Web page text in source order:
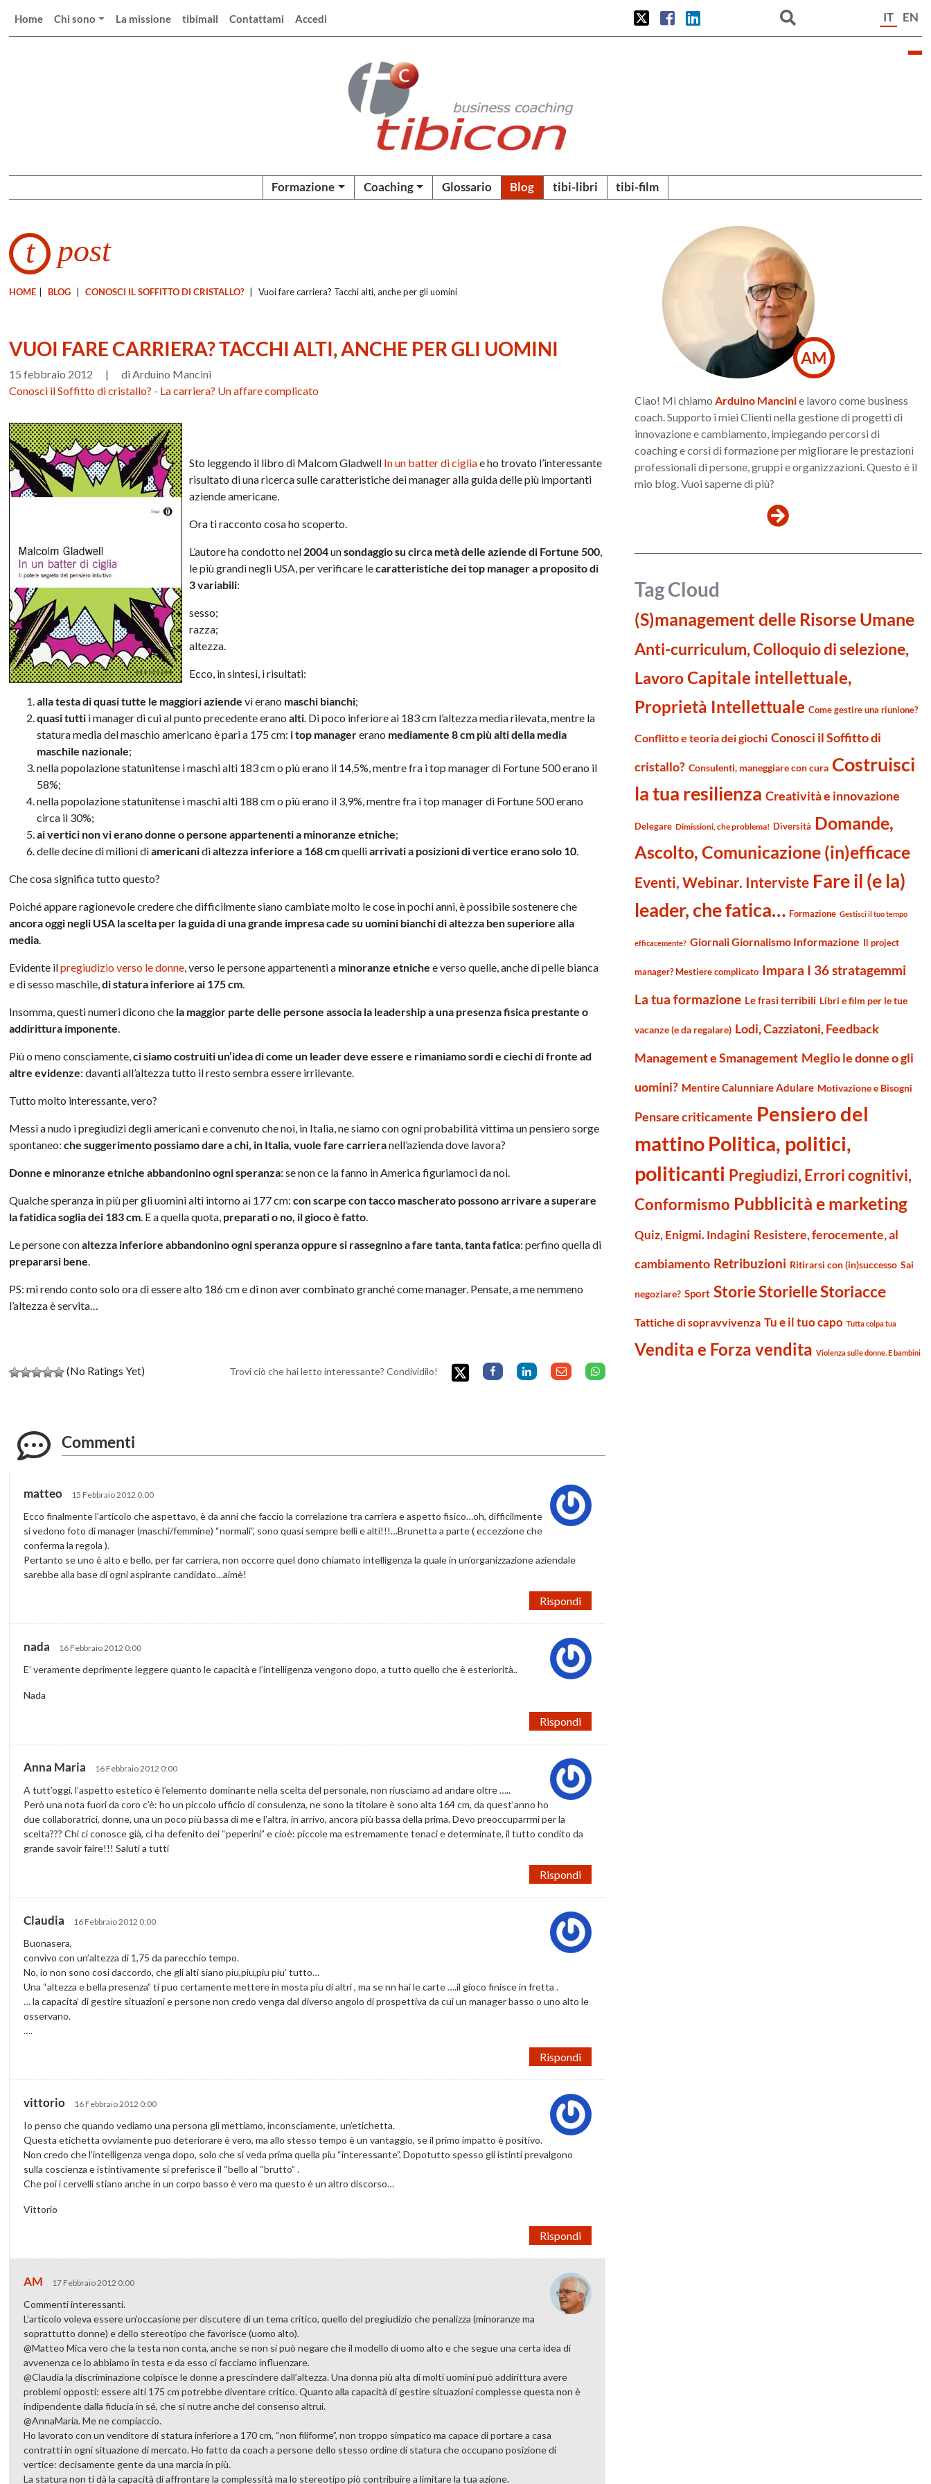
Home Chi sono La missione tibimail Contattami Accedi IT EN
Formazione Coaching Glossario Blog tibi-libri tibi-film
t post
HOME BLOG CONOSCI IL SOFFITTO DI CRISTALLO? Vuoi fare carriera? Tacchi alti, anche per gli uomini
VUOI FARE CARRIERA? TACCHI ALTI, ANCHE PER GLI UOMINI
15 febbraio 2012 |
di Arduino Mancini
Conosci il Soffitto di cristallo? - La carriera? Un affare complicato
Sto leggendo il libro di Malcom Gladwell In un batter di cigliae ho trovato l’interessante
risultato di una ricerca sulle caratteristiche dei manager alla guida delle più importanti
aziende americane.
Ora ti racconto cosa ho scoperto.
L’autore ha condotto nel 2004unsondaggio su circa metà delle aziende di Fortune 500,
le più grandi negli USA, per verificare lecaratteristiche dei top manager a proposito di
3 variabili:
sesso;
razza;
altezza.
Ecco, in sintesi, i risultati:
alla testa di quasi tutte le maggiori aziende vi erano maschi bianchi;
quasi tutti i manager di cui al punto precedente eranoalti. Di poco inferiore ai 183 cm l’altezza media rilevata, mentre la
statura media del maschio americano è pari a 175 cm: i top managererano mediamente 8 cm più alti della media
maschile nazionale;
nella popolazione statunitense i maschi alti 183 cm o più erano il 14,5%, mentre fra i top manager di Fortune 500 erano il
58%;
nella popolazione statunitense i maschi alti 188 cm o più erano il 3,9%, mentre fra i top manager di Fortune 500 erano
circa il 30%;
ai vertici non vi erano donne o persone appartenenti a minoranze etniche;
delle decine di milioni diamericanidialtezza inferiore a 168 cmquelliarrivati a posizioni di vertice erano solo 10.
Che cosa significa tutto questo?
Poiché appare ragionevole credere che difficilmente siano cambiate molto le cose in pochi anni, è possibile sostenere che
ancora oggi negli USA la scelta per la guida di una grande impresa cade su uomini bianchi di altezza ben superiore alla
media.
Evidente ilpregiudizio verso le donne, verso le persone appartenenti a minoranze etniche e verso quelle, anche di pelle bianca
e di sesso maschile,di statura inferiore ai 175 cm.
Insomma, questi numeri dicono che la maggior parte delle persone associa la leadership a una presenza fisica prestante o
addirittura imponente.
Più o meno consciamente,ci siamo costruiti un’idea di come un leader deve essere e rimaniamo sordi e ciechi di fronte ad
altre evidenze: davanti all’altezza tutto il resto sembra essere irrilevante.
Tutto molto interessante, vero?
Messi a nudo i pregiudizi degli americani e convenuto che noi, in Italia, ne siamo con ogni probabilità vittima un pensiero sorge
spontaneo:che suggerimento possiamo dare a chi, in Italia, vuole fare carrieranell’azienda dove lavora?
Donne e minoranze etniche abbandonino ogni speranza: se non ce la fanno in America figuriamoci da noi.
Qualche speranza in più per gli uomini alti intorno ai 177 cm:con scarpe con tacco mascherato possono arrivare a superare
la fatidica soglia dei 183 cm. E a quella quota, preparati o no, il gioco è fatto.
Le persone conaltezza inferiore abbandonino ogni speranza oppure si rassegnino a fare tanta,tanta fatica: perfino quella di
prepararsi bene.
PS: mi rendo conto solo ora di essere alto 186 cm e di non aver combinato granché come manager. Pensate, a me nemmeno
l’altezza è servita…
(No Ratings Yet) Trovi ciò che hai letto interessante? Condividilo!
Commenti
matteo 15 Febbraio 2012 0:00
Ecco finalmente l’articolo che aspettavo, è da anni che faccio la correlazione tra carriera e aspetto fisico…oh, difficilmente
si vedono foto di manager (maschi/femmine) “normali”, sono quasi sempre belli e alti!!!…Brunetta a parte ( eccezzione che
conferma la regola ).
Pertanto se uno è alto e bello, per far carriera, non occorre quel dono chiamato intelligenza la quale in un’organizzazione aziendale
sarebbe alla base di ogni aspirante candidato…aimè!
Rispondi
nada 16 Febbraio 2012 0:00
E’ veramente deprimente leggere quanto le capacità e l’intelligenza vengono dopo, a tutto quello che è esteriorità..
Nada
Rispondi
Anna Maria 16 Febbraio 2012 0:00
A tutt’oggi, l’aspetto estetico è l’elemento dominante nella scelta del personale, non riusciamo ad andare oltre …..
Però una nota fuori da coro c’è: ho un piccolo ufficio di consulenza, ne sono la titolare è sono alta 164 cm, da quest’anno ho
due collaboratrici, donne, una un poco più bassa di me e l’altra, in arrivo, ancora più bassa della prima. Devo preoccuparrmi per la
scelta??? Chi ci conosce già, ci ha defenito dei “peperini” e cioè: piccole ma estremamente tenaci e determinate, il tutto condito da
grande savoir faire!!! Saluti a tutti
Rispondi
Claudia 16 Febbraio 2012 0:00
Buonasera,
convivo con un’altezza di 1,75 da parecchio tempo.
No, io non sono cosi daccordo, che gli alti siano piu,piu,piu piu’ tutto…
Una “altezza e bella presenza” ti puo certamente mettere in mosta piu di altri , ma se nn hai le carte ….il gioco finisce in fretta .
… la capacita’ di gestire situazioni e persone non credo venga dal diverso angolo di prospettiva da cui un manager basso o uno alto le
osservano.
….
Rispondi
vittorio 16 Febbraio 2012 0:00
Io penso che quando vediamo una persona gli mettiamo, inconsciamente, un’etichetta.
Questa etichetta ovviamente puo deteriorare è vero, ma allo stesso tempo è un vantaggio, se il primo impatto è positivo.
Non credo che l’intelligenza venga dopo, solo che si veda prima quella piu “interessante”. Dopotutto spesso gli istinti prevalgono
sulla coscienza e istintivamente si preferisce il “bello al “brutto” .
Che poi i cervelli stiano anche in un corpo basso è vero ma questo è un altro discorso…
Vittorio
Rispondi
AM 17 Febbraio 2012 0:00
Commenti interessanti.
L’articolo voleva essere un’occasione per discutere di un tema critico, quello del pregiudizio che penalizza (minoranze ma
soprattutto donne) e dello stereotipo che favorisce (uomo alto).
@Matteo Mica vero che la testa non conta, anche se non si può negare che il modello di uomo alto e che segue una certa idea di
avvenenza ce lo abbiamo in testa e da esso ci facciamo influenzare.
@Claudia la discriminazione colpisce le donne a prescindere dall’altezza. Una donna più alta di molti uomini può addirittura avere
problemi opposti: essere alti 175 cm potrebbe diventare critico. Quanto alla capacità di gestire situazioni complesse questa non è
indipendente dalla fiducia in sé, che si nutre anche del consenso altrui.
@AnnaMaria. Me ne compiaccio.
Ho lavorato con un venditore di statura inferiore a 170 cm, “non filiforme”, non troppo simpatico ma capace di portare a casa
contratti in ogni situazione di mercato. Ho fatto da coach a persone dello stesso ordine di statura che occupano posizione di
vertice: decisamente gente da una marcia in più.
La statura non ti dà la capacità di affrontare la complessità ma lo stereotipo piò contribuire a limitare la tua azione.
AM
Ciao! Mi chiamo Arduino Mancinie lavoro come business
coach. Supporto i miei Clienti nella gestione di progetti di
innovazione e cambiamento, impiegando percorsi di
coaching e corsi di formazione per migliorare le prestazioni
professionali di persone, gruppi e organizzazioni. Questo è il
mio blog. Vuoi saperne di più?
Tag Cloud
(S)management delle Risorse Umane
Anti-curriculum, Colloquio di selezione,
LavoroCapitale intellettuale,
Proprietà Intellettuale Come gestire una riunione?
Conflitto e teoria dei giochi Conosci il Soffitto di
cristallo? Consulenti, maneggiare con cura Costruisci
la tua resilienza Creatività e innovazione
Delegare Dimissioni, che problema! Diversità Domande,
Ascolto, Comunicazione (in)efficace
Eventi, Webinar. Interviste Fare il (e la)
leader, che fatica… Formazione Gestisci il tuo tempo
efficacemente? Giornali Giornalismo Informazione Il project
manager? Mestiere complicato Impara I 36 stratagemmi
La tua formazione Le frasi terribili Libri e film per le tue
vacanze (e da regalare) Lodi, Cazziatoni, Feedback
Management e Smanagement Meglio le donne o gli
uomini? Mentire Calunniare Adulare Motivazione e Bisogni
Pensare criticamente Pensiero del
mattino Politica, politici,
politicanti Pregiudizi, Errori cognitivi,
Conformismo Pubblicità e marketing
Quiz, Enigmi. Indagini Resistere, ferocemente, al
cambiamento Retribuzioni Ritirarsi con (in)successo Sai
negoziare? Sport Storie Storielle Storiacce
Tattiche di sopravvivenza Tu e il tuo capo Tutta colpa tua
Vendita e Forza vendita Violenza sulle donne. E bambini